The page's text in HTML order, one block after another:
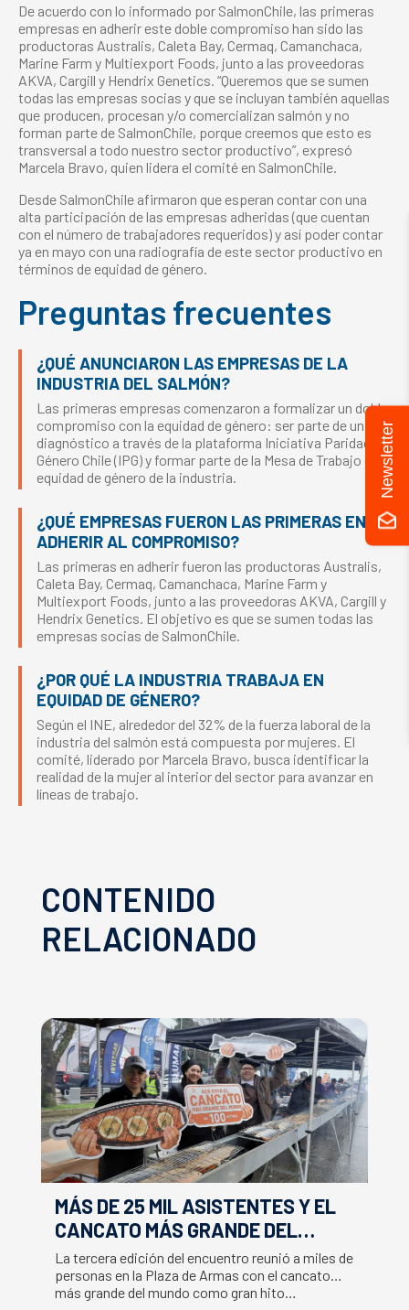
De acuerdo con lo informado por SalmonChile, las primeras
empresas en adherir este doble compromiso han sido las
productoras Australis, Caleta Bay, Cermaq, Camanchaca,
Marine Farm y Multiexport Foods, junto a las proveedoras
AKVA, Cargill y Hendrix Genetics. “Queremos que se sumen
todas las empresas socias y que se incluyan también aquellas
que producen, procesan y/o comercializan salmón y no
forman parte de SalmonChile, porque creemos que esto es
transversal a todo nuestro sector productivo”, expresó
Marcela Bravo, quien lidera el comité en SalmonChile.
Desde SalmonChile afirmaron que esperan contar con una
alta participación de las empresas adheridas (que cuentan
con el número de trabajadores requeridos) y así poder contar
ya en mayo con una radiografía de este sector productivo en
términos de equidad de género.
Preguntas frecuentes
¿QUÉ ANUNCIARON LAS EMPRESAS DE LA
INDUSTRIA DEL SALMÓN?
Las primeras empresas comenzaron a formalizar un doble
compromiso con la equidad de género: ser parte de un
diagnóstico a través de la plataforma Iniciativa Paridad de
Género Chile (IPG) y formar parte de la Mesa de Trabajo de
equidad de género de la industria.
¿QUÉ EMPRESAS FUERON LAS PRIMERAS EN
ADHERIR AL COMPROMISO?
Las primeras en adherir fueron las productoras Australis,
Caleta Bay, Cermaq, Camanchaca, Marine Farm y
Multiexport Foods, junto a las proveedoras AKVA, Cargill y
Hendrix Genetics. El objetivo es que se sumen todas las
empresas socias de SalmonChile.
¿POR QUÉ LA INDUSTRIA TRABAJA EN
EQUIDAD DE GÉNERO?
Según el INE, alrededor del 32% de la fuerza laboral de la
industria del salmón está compuesta por mujeres. El
comité, liderado por Marcela Bravo, busca identificar la
realidad de la mujer al interior del sector para avanzar en
líneas de trabajo.
CONTENIDO
RELACIONADO
MÁS DE 25 MIL ASISTENTES Y EL
CANCATO MÁS GRANDE DEL
MUNDO MARCAN EXITOSO CIERRE
DE LA SEMANA DEL SALMÓN
La tercera edición del encuentro reunió a miles de
personas en la Plaza de Armas con el cancato
más grande del mundo como gran hito…
Newsletter